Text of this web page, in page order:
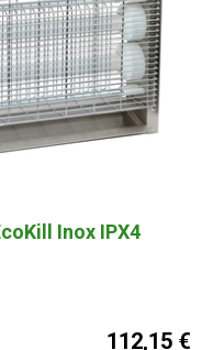
Inox IPX4
112,15 €